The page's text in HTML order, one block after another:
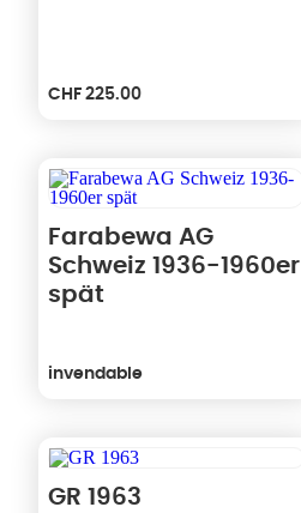
CHF 225.00
Farabewa AG
Schweiz 1936-1960er
spät
invendable
GR 1963